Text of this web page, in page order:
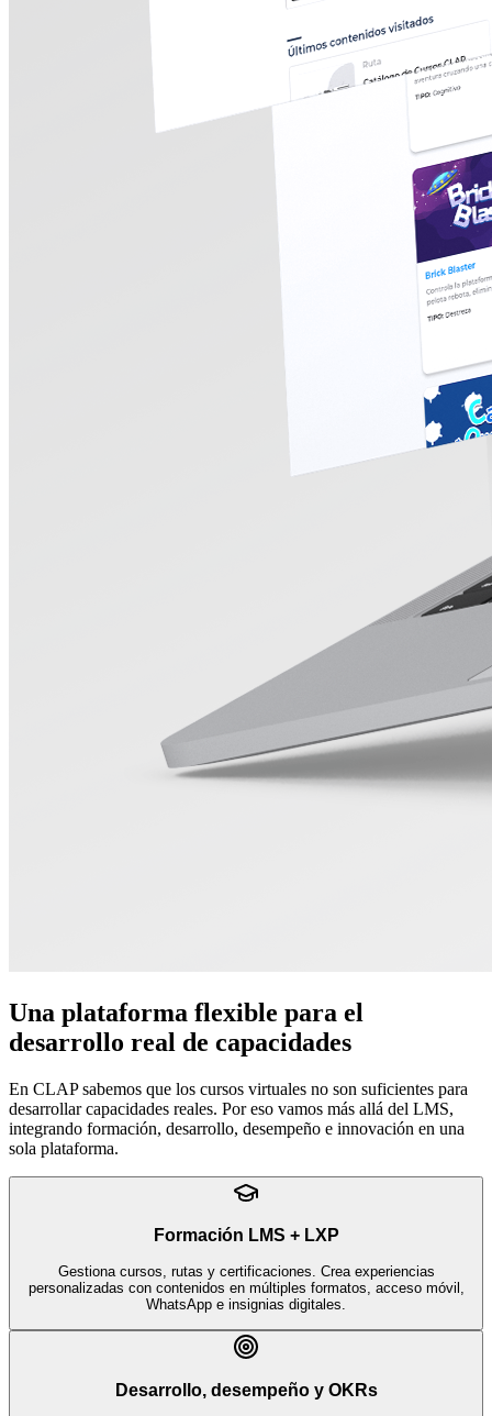
Una plataforma flexible para el
desarrollo real de capacidades
En CLAP sabemos que los cursos virtuales no son suficientes para
desarrollar capacidades reales. Por eso vamos más allá del LMS,
integrando formación, desarrollo, desempeño e innovación en una
sola plataforma.
Formación LMS + LXP
Gestiona cursos, rutas y certificaciones. Crea experiencias
personalizadas con contenidos en múltiples formatos, acceso móvil,
WhatsApp e insignias digitales.
Desarrollo, desempeño y OKRs